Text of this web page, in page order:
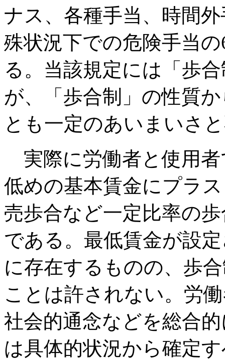
ナス、各種手当、時間
殊状況下での危険手当
る。当該規定には「歩
が、「歩合制」の性質
とも一定のあいまいさ
実際に労働者と使用
低めの基本賃金にプラ
売歩合など一定比率の
である。最低賃金が設
に存在するものの、歩
ことは許されない。労
社会的通念などを総合
は具体的状況から確定